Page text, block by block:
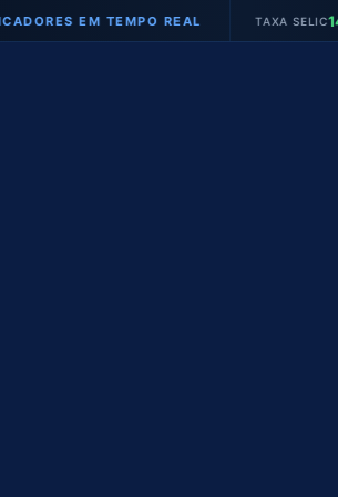
EM TEMPO REAL TAXA SELIC14,00%